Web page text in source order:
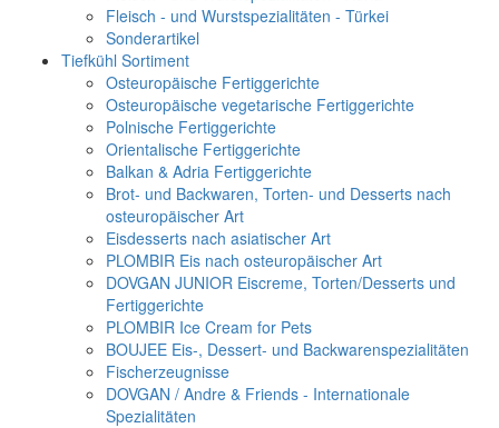
Fleisch - und Wurstspezialitäten - Türkei
Sonderartikel
Tiefkühl Sortiment
Osteuropäische Fertiggerichte
Osteuropäische vegetarische Fertiggerichte
Polnische Fertiggerichte
Orientalische Fertiggerichte
Balkan & Adria Fertiggerichte
Brot- und Backwaren, Torten- und Desserts nach
osteuropäischer Art
Eisdesserts nach asiatischer Art
PLOMBIR Eis nach osteuropäischer Art
DOVGAN JUNIOR Eiscreme, Torten/Desserts und
Fertiggerichte
PLOMBIR Ice Cream for Pets
BOUJEE Eis-, Dessert- und Backwarenspezialitäten
Fischerzeugnisse
DOVGAN / Andre & Friends - Internationale
Spezialitäten